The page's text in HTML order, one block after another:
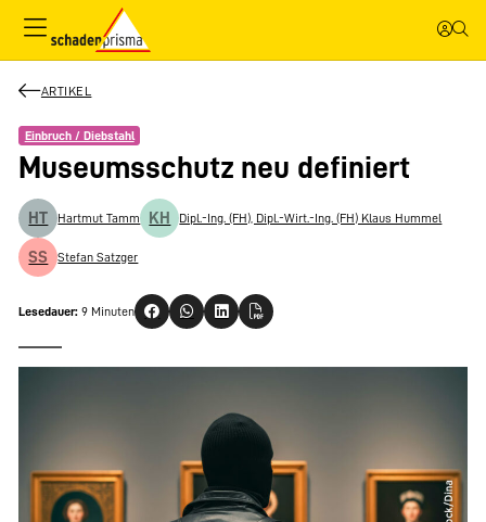
ARTIKEL
Einbruch / Diebstahl
Museumsschutz neu definiert
HT Hartmut Tamm KH Dipl.-Ing. (FH), Dipl.-Wirt.-Ing. (FH) Klaus Hummel
SS Stefan Satzger
Lesedauer: 9 Minuten